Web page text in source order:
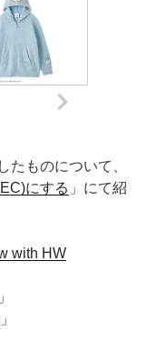
ものについて、
にする 」にて紹
with HW
」
」